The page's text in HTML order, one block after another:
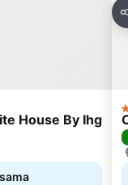
House By Ihg